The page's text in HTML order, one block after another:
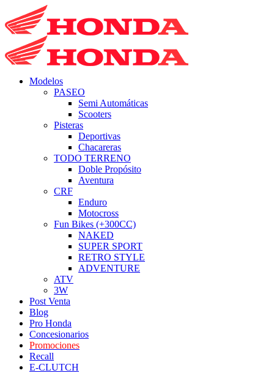
Modelos
PASEO
Semi Automáticas
Scooters
Pisteras
Deportivas
Chacareras
TODO TERRENO
Doble Propósito
Aventura
CRF
Enduro
Motocross
Fun Bikes (+300CC)
NAKED
SUPER SPORT
RETRO STYLE
ADVENTURE
ATV
3W
Post Venta
Blog
Pro Honda
Concesionarios
Promociones
Recall
E-CLUTCH